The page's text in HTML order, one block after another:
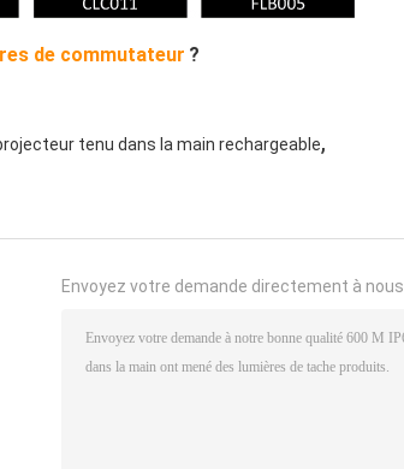
de commutateur ?
tenu dans la main rechargeable,
Envoyez votre demande directement à nous